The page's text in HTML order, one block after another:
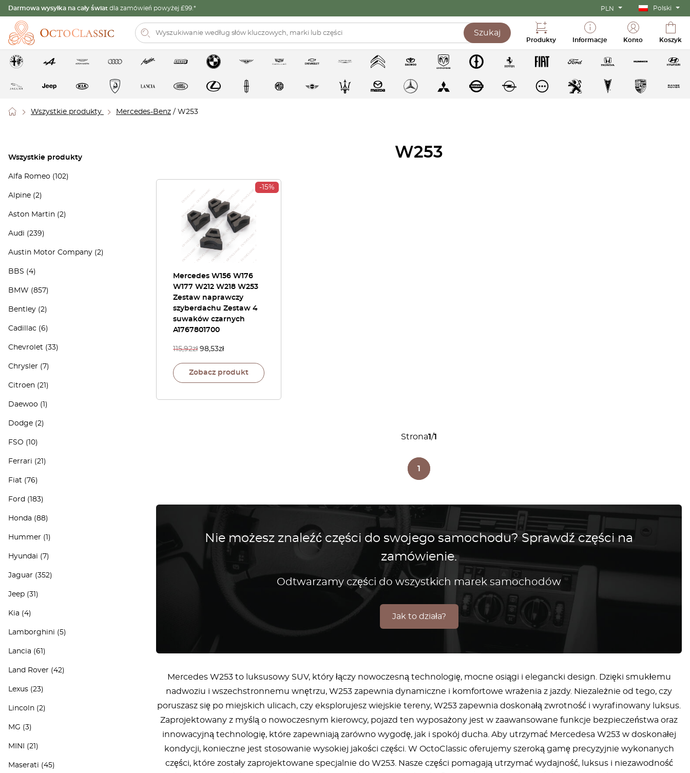
Darmowa wysyłka na cały świat dla zamówień powyżej £99.* PLN Polski
Szukaj
Produkty Informacje Konto Koszyk
Wszystkie produkty Mercedes-Benz / W253
Wszystkie produkty
Alfa Romeo (102)
Alpine (2)
Aston Martin (2)
Audi (239)
Austin Motor Company (2)
BBS (4)
BMW (857)
Bentley (2)
Cadillac (6)
Chevrolet (33)
Chrysler (7)
Citroen (21)
Daewoo (1)
Dodge (2)
FSO (10)
Ferrari (21)
Fiat (76)
Ford (183)
Honda (88)
Hummer (1)
Hyundai (7)
Jaguar (352)
Jeep (31)
Kia (4)
Lamborghini (5)
Lancia (61)
Land Rover (42)
Lexus (23)
Lincoln (2)
MG (3)
MINI (21)
Maserati (45)
W253
-15%
Mercedes W156 W176
W177 W212 W218 W253
Zestaw naprawczy
szyberdachu Zestaw 4
suwaków czarnych
A1767801700
115,92zł 98,53zł
Zobacz produkt
Strona1/1
1
Nie możesz znaleźć części do swojego samochodu? Sprawdź części na
zamówienie.
Odtwarzamy części do wszystkich marek samochodów
Jak to działa?
Mercedes W253 to luksusowy SUV, który łączy nowoczesną technologię, mocne osiągi i elegancki design. Dzięki smukłemu
nadwoziu i wszechstronnemu wnętrzu, W253 zapewnia dynamiczne i komfortowe wrażenia z jazdy. Niezależnie od tego, czy
poruszasz się po miejskich ulicach, czy eksplorujesz wiejskie tereny, W253 zapewnia doskonałą zwrotność i wyrafinowany luksus.
Zaprojektowany z myślą o nowoczesnym kierowcy, pojazd ten wyposażony jest w zaawansowane funkcje bezpieczeństwa oraz
innowacyjną technologię, które zapewniają zarówno wygodę, jak i spokój ducha. Aby utrzymać Mercedesa W253 w doskonałej
kondycji, konieczne jest stosowanie wysokiej jakości części. W OctoClassic oferujemy szeroką gamę precyzyjnie wykonanych
części, które zostały zaprojektowane specjalnie do W253. Nasze części pomagają utrzymać wydajność, luksus i niezawodność